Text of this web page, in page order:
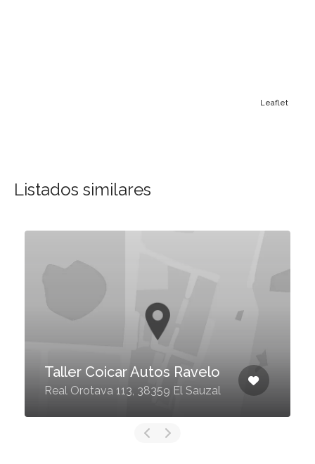
Leaflet
Listados similares
Taller Coicar Autos Ravelo
Real Orotava 113, 38359 El Sauzal